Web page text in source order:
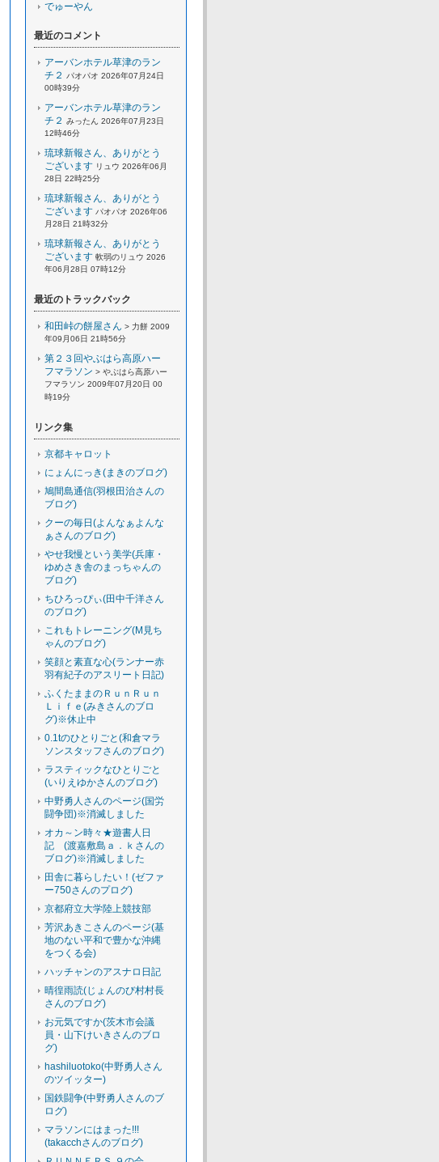
でゅーやん
最近のコメント
アーバンホテル草津のラン
チ２
パオパオ 2026年07月24日
00時39分
アーバンホテル草津のラン
チ２ みったん 2026年07月23日
12時46分
琉球新報さん、ありがとう
ございます リュウ 2026年06月
28日 22時25分
琉球新報さん、ありがとう
ございます パオパオ 2026年06
月28日 21時32分
琉球新報さん、ありがとう
ございます 軟弱のリュウ 2026
年06月28日 07時12分
最近のトラックバック
和田峠の餅屋さん > 力餅 2009
年09月06日 21時56分
第２３回やぶはら高原ハー
フマラソン > やぶはら高原ハー
フマラソン 2009年07月20日 00
時19分
リンク集
京都キャロット
にょんにっき(まきのブログ)
鳩間島通信(羽根田治さんの
ブログ)
クーの毎日(よんなぁよんな
ぁさんのブログ)
やせ我慢という美学(兵庫・
ゆめさき舎のまっちゃんの
ブログ)
ちひろっぴぃ(田中千洋さん
のブログ)
これもトレーニング(M見ち
ゃんのブログ)
笑顔と素直な心(ランナー赤
羽有紀子のアスリート日記)
ふくたままのＲｕｎＲｕｎ
Ｌｉｆｅ(みきさんのブロ
グ)※休止中
0.1tのひとりごと(和倉マラ
ソンスタッフさんのブログ)
ラスティックなひとりごと
(いりえゆかさんのブログ)
中野勇人さんのページ(国労
闘争団)※消滅しました
オカ～ン時々★遊書人日
記 (渡嘉敷島ａ．ｋさんの
ブログ)※消滅しました
田舎に暮らしたい！(ゼファ
ー750さんのプログ)
京都府立大学陸上競技部
芳沢あきこさんのページ(基
地のない平和で豊かな沖縄
をつくる会)
ハッチャンのアスナロ日記
晴徨雨読(じょんのび村村長
さんのブログ)
お元気ですか(茨木市会議
員・山下けいきさんのブロ
グ)
hashiluotoko(中野勇人さん
のツイッター)
国鉄闘争(中野勇人さんのブ
ログ)
マラソンにはまった!!!
(takacchさんのブログ)